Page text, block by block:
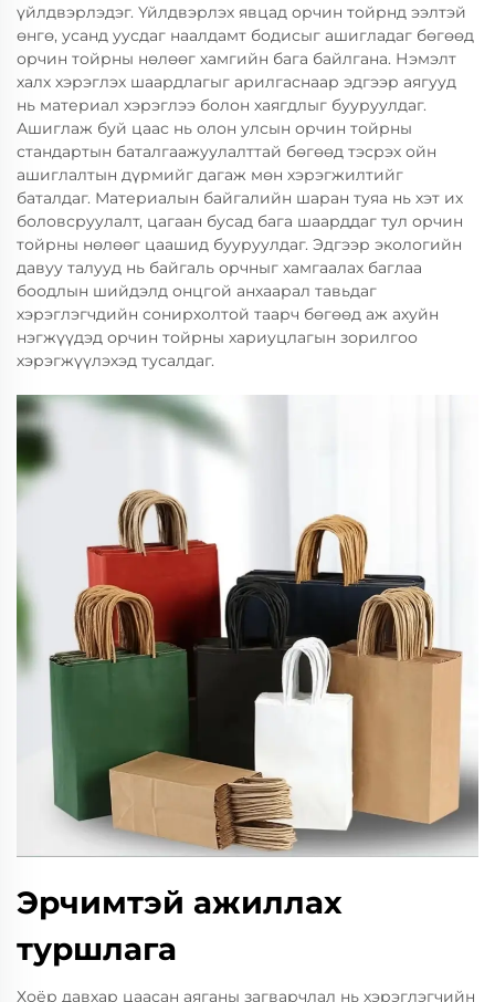
үйлдвэрлэдэг. Үйлдвэрлэх явцад орчин тойрнд ээлтэй
өнгө, усанд уусдаг наалдамт бодисыг ашигладаг бөгөөд
орчин тойрны нөлөөг хамгийн бага байлгана. Нэмэлт
халх хэрэглэх шаардлагыг арилгаснаар эдгээр аягууд
нь материал хэрэглээ болон хаягдлыг бууруулдаг.
Ашиглаж буй цаас нь олон улсын орчин тойрны
стандартын баталгаажуулалттай бөгөөд тэсрэх ойн
ашиглалтын дүрмийг дагаж мөн хэрэгжилтийг
баталдаг. Материалын байгалийн шаран туяа нь хэт их
боловсруулалт, цагаан бусад бага шаарддаг тул орчин
тойрны нөлөөг цаашид бууруулдаг. Эдгээр экологийн
давуу талууд нь байгаль орчныг хамгаалах баглаа
боодлын шийдэлд онцгой анхаарал тавьдаг
хэрэглэгчдийн сонирхолтой таарч бөгөөд аж ахуйн
нэгжүүдэд орчин тойрны хариуцлагын зорилгоо
хэрэгжүүлэхэд тусалдаг.
Эрчимтэй ажиллах
туршлага
Хоёр давхар цаасан аяганы загварчлал нь хэрэглэгчийн